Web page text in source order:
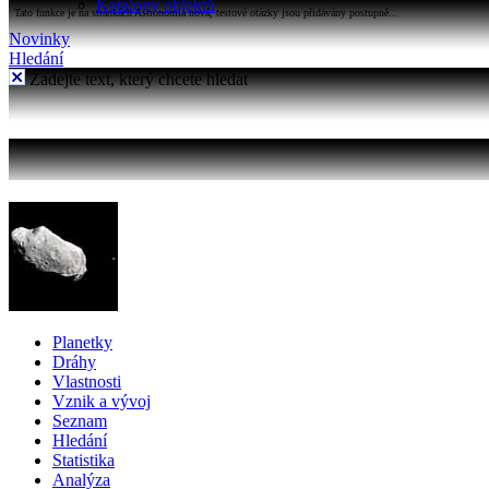
Katalogy objektů
Tato funkce je na stránkách Astronomia nová, testové otázky jsou přidávány postupně...
Novinky
Hledání
Zadejte text, který chcete hledat
Planetky
Dráhy
Vlastnosti
Vznik a vývoj
Seznam
Hledání
Statistika
Analýza